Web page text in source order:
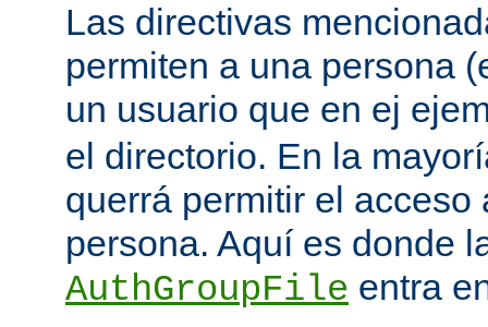
Las directivas
permiten a una persona
un usuario que en ej
el directorio. En la
querrá permitir el acceso
persona. Aquí es donde
AuthGroupFile entra